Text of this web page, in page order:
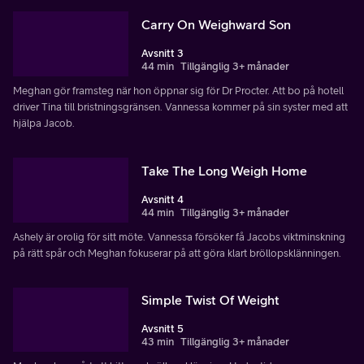
Carry On Weighward Son
Avsnitt 3
44 min Tillgänglig 3+ månader
Meghan gör framsteg när hon öppnar sig för Dr Procter. Att bo på hotell
driver Tina till bristningsgränsen. Vannessa kommer på sin syster med att
hjälpa Jacob.
Take The Long Weigh Home
Avsnitt 4
44 min Tillgänglig 3+ månader
Ashely är orolig för sitt möte. Vannessa försöker få Jacobs viktminskning
på rätt spår och Meghan fokuserar på att göra klart bröllopsklänningen.
Simple Twist Of Weight
Avsnitt 5
43 min Tillgänglig 3+ månader